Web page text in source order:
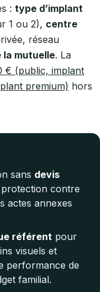
: type d’implant
1 ou 2), centre
réseau
la mutuelle. La
€ (public, implant
premium) hors
sans devis
protection contre
actes annexes
référent pour
visuels et
performance de
familial.